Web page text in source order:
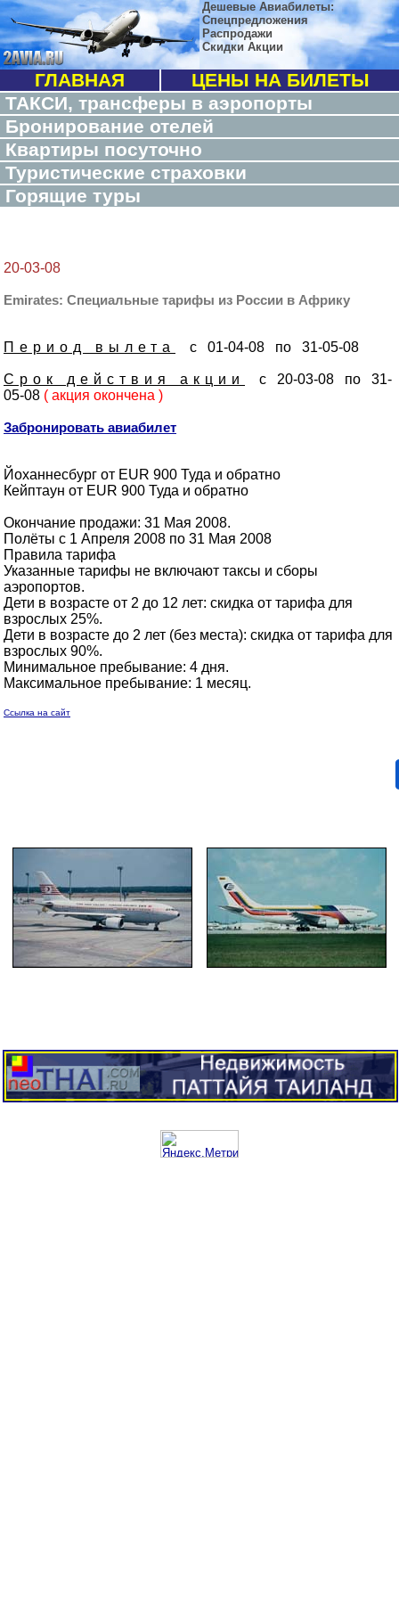
Дешевые Авиабилеты:
Спецпредложения
Распродажи
Скидки Акции
ГЛАВНАЯ
ЦЕНЫ НА БИЛЕТЫ
ТАКСИ, трансферы в аэропорты
Бронирование отелей
Квартиры посуточно
Туристические страховки
Горящие туры
20-03-08
Emirates: Специальные тарифы из России в Африку
Период вылета с 01-04-08 по 31-05-08
Срок действия акции
с 20-03-08 по 31-
05-08 ( акция окончена )
Забронировать авиабилет
Йоханнесбург от EUR 900 Туда и обратно
Кейптаун от EUR 900 Туда и обратно
Окончание продажи: 31 Мая 2008.
Полёты с 1 Апреля 2008 по 31 Мая 2008
Правила тарифа
Указанные тарифы не включают таксы и сборы
аэропортов.
Дети в возрасте от 2 до 12 лет: скидка от тарифа для
взрослых 25%.
Дети в возрасте до 2 лет (без места): скидка от тарифа для
взрослых 90%.
Минимальное пребывание: 4 дня.
Максимальное пребывание: 1 месяц.
Ссылка на сайт